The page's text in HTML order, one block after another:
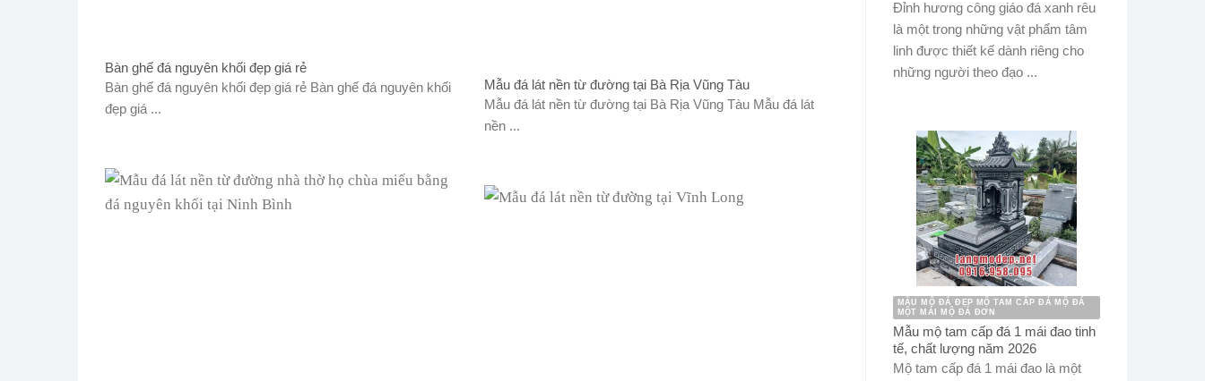
Bàn ghế đá nguyên khối đẹp giá rẻ
Bàn ghế đá nguyên khối đẹp giá rẻ Bàn ghế đá nguyên khối
đẹp giá ...
Mẫu đá lát nền từ đường tại Bà Rịa Vũng Tàu
Mẫu đá lát nền từ đường tại Bà Rịa Vũng Tàu Mẫu đá lát
nền ...
Đỉnh hương công giáo đá xanh rêu
là một trong những vật phẩm tâm
linh được thiết kế dành riêng cho
những người theo đạo ...
MẪU MỘ ĐÁ ĐẸP MỘ TAM CẤP ĐÁ MỘ ĐÁ
MỘT MÁI MỘ ĐÁ ĐƠN
Mẫu mộ tam cấp đá 1 mái đao tinh
tế, chất lượng năm 2026
Mộ tam cấp đá 1 mái đao là một